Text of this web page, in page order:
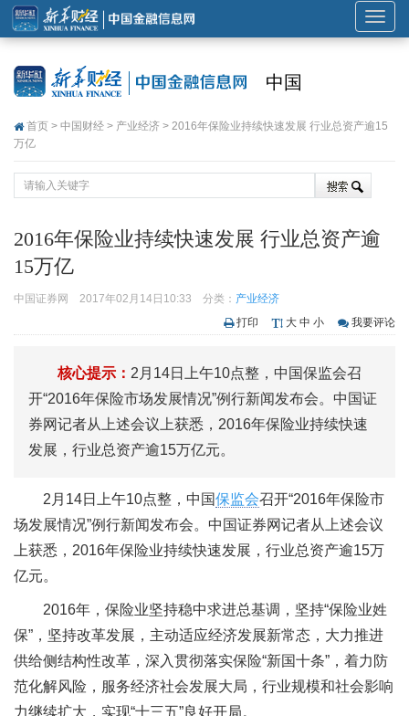
展
开
导
中国
首页 > 中国财经 > 产业经济 > 2016年保险业持续快速发展 行业总资产逾15
万亿
2016年保险业持续快速发展 行业总资产逾
15万亿
中国证券网 2017年02月14日10:33 分类： 产业经济
打印
大 中 小 我要评论
核心提示： 2月14日上午10点整，中国保监会召
开“2016年保险市场发展情况”例行新闻发布会。中国证
券网记者从上述会议上获悉，2016年保险业持续快速
发展，行业总资产逾15万亿元。
2月14日上午10点整，中国保监会召开“2016年保险市
场发展情况”例行新闻发布会。中国证券网记者从上述会议
上获悉，2016年保险业持续快速发展，行业总资产逾15万
亿元。
2016年，保险业坚持稳中求进总基调，坚持“保险业姓
保”，坚持改革发展，主动适应经济发展新常态，大力推进
供给侧结构性改革，深入贯彻落实保险“新国十条”，着力防
范化解风险，服务经济社会发展大局，行业规模和社会影响
力继续扩大，实现“十三五”良好开局。